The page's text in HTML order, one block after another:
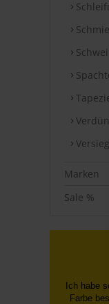
Marken
Sale %
Ich habe
Farbe